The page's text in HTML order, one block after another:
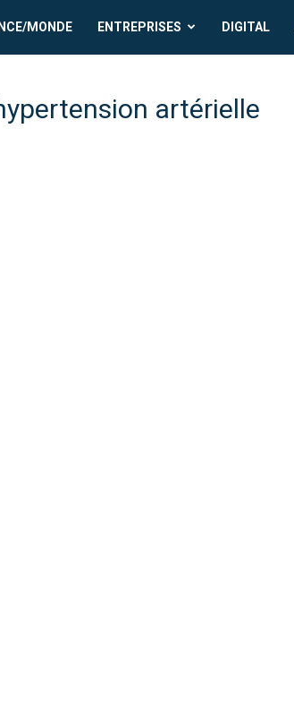
MONDE ENTREPRISES DIGITAL
artérielle